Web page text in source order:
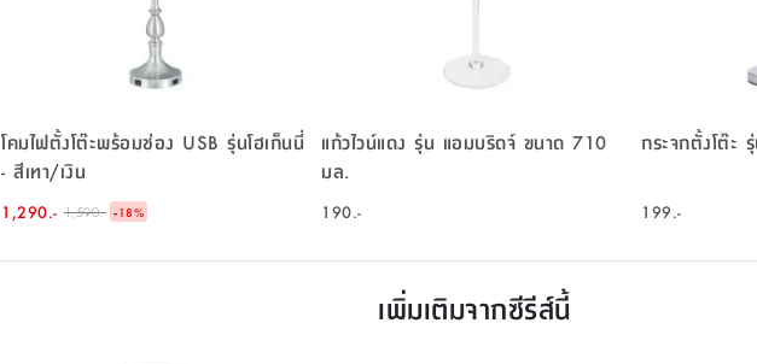
โคมไฟตั้งโต๊ะพร้อมช่อง USB รุ่นโฮเก็นนี่
- สีเทา/เงิน
1,290.- 1,590.- -18%
แก้วไวน์แดง รุ่น แอมบริดจ์ ขนาด 710
มล.
190.-
กระจกตั้งโต๊ะ
199.-
เพิ่มเติมจากซีรีส์นี้